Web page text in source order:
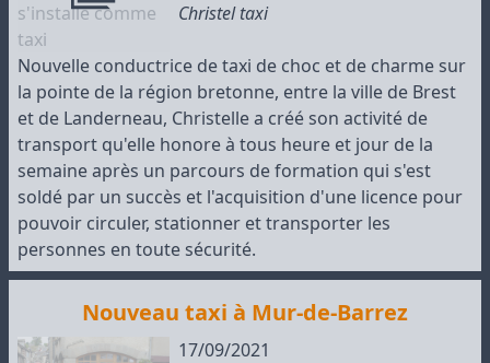
Christel taxi
Nouvelle conductrice de taxi de choc et de charme sur
la pointe de la région bretonne, entre la ville de Brest
et de Landerneau, Christelle a créé son activité de
transport qu'elle honore à tous heure et jour de la
semaine après un parcours de formation qui s'est
soldé par un succès et l'acquisition d'une licence pour
pouvoir circuler, stationner et transporter les
personnes en toute sécurité.
Nouveau taxi à Mur-de-Barrez
17/09/2021